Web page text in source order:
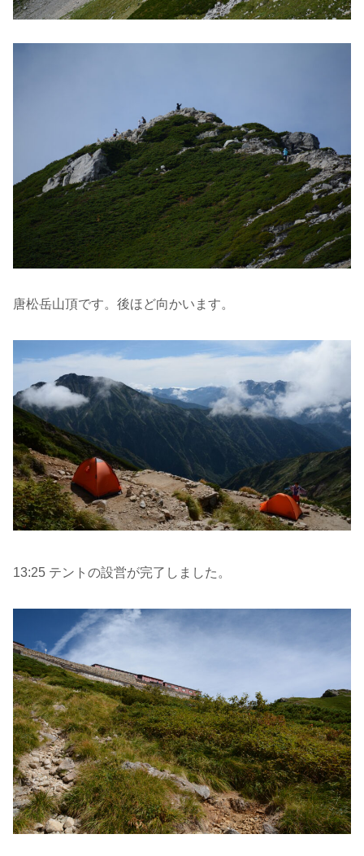
唐松岳山頂です。後ほど向かいます。
13:25 テントの設営が完了しました。